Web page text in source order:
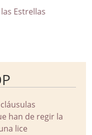
Estrellas
han de regir la
lice